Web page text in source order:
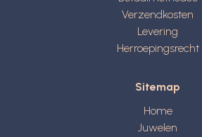
Verzendkosten
Levering
Herroepingsrecht
Sitemap
Home
Juwelen